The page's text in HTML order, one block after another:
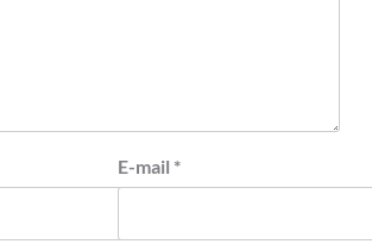
E-mail *